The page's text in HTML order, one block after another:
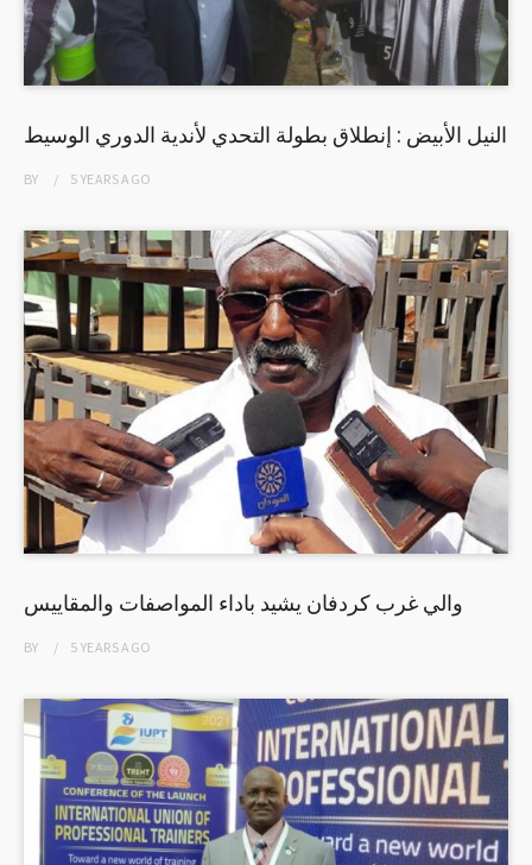
النيل الأبيض : إنطلاق بطولة التحدي لأندية الدوري الوسيط
BY 5 YEARSAGO
والي غرب كردفان يشيد باداء المواصفات والمقاييس
BY 5 YEARSAGO